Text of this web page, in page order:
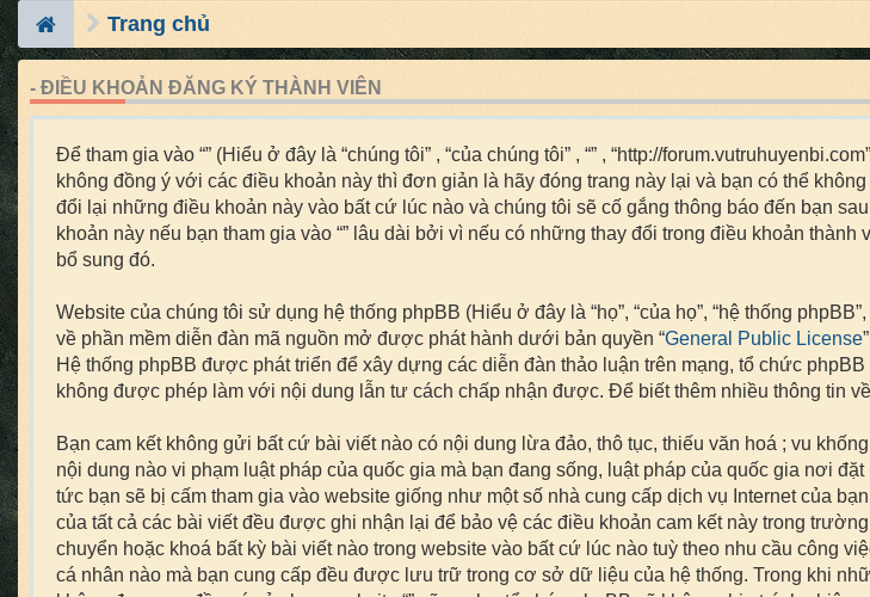
Trang chủ
- ĐIỀU KHOẢN ĐĂNG KÝ THÀNH VIÊN
Để tham gia vào “” (Hiểu ở đây là “chúng tôi” , “của chúng tôi” , “” , “http://
không đồng ý với các điều khoản này thì đơn giản là hãy đóng trang này lại và bạn có thể
đổi lại những điều khoản này vào bất cứ lúc nào và chúng tôi sẽ cố gắng thông báo đến bạn
khoản này nếu bạn tham gia vào “” lâu dài bởi vì nếu có những thay đổi trong điều khoản
bổ sung đó.
Website của chúng tôi sử dụng hệ thống phpBB (Hiểu ở đây là “họ”, “của họ”, “hệ thống
về phần mềm diễn đàn mã nguồn mở được phát hành dưới bản quyền “General Public License
Hệ thống phpBB được phát triển để xây dựng các diễn đàn thảo luận trên mạng, tổ chức
không được phép làm với nội dung lẫn tư cách chấp nhận được. Để biết thêm nhiều thông tin
Bạn cam kết không gửi bất cứ bài viết nào có nội dung lừa đảo, thô tục, thiếu văn hoá ; vu
nội dung nào vi phạm luật pháp của quốc gia mà bạn đang sống, luật pháp của quốc gia nơi
tức bạn sẽ bị cấm tham gia vào website giống như một số nhà cung cấp dịch vụ Internet của
của tất cả các bài viết đều được ghi nhận lại để bảo vệ các điều khoản cam kết này trong
chuyển hoặc khoá bất kỳ bài viết nào trong website vào bất cứ lúc nào tuỳ theo nhu cầu công
cá nhân nào mà bạn cung cấp đều được lưu trữ trong cơ sở dữ liệu của hệ thống. Trong khi